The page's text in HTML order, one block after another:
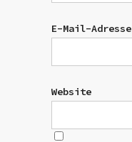
E-Mail-Adresse
Website